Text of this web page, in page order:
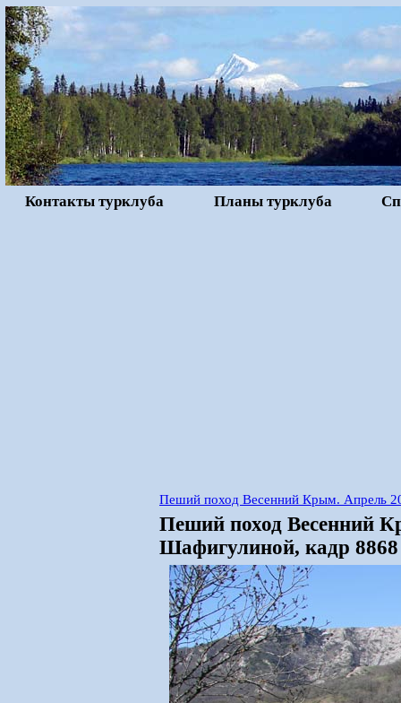
Контакты турклуба Планы турклуба
Пеший поход Весенний Крым. Апрель
Пеший поход Весенний
Шафигулиной, кадр 8868